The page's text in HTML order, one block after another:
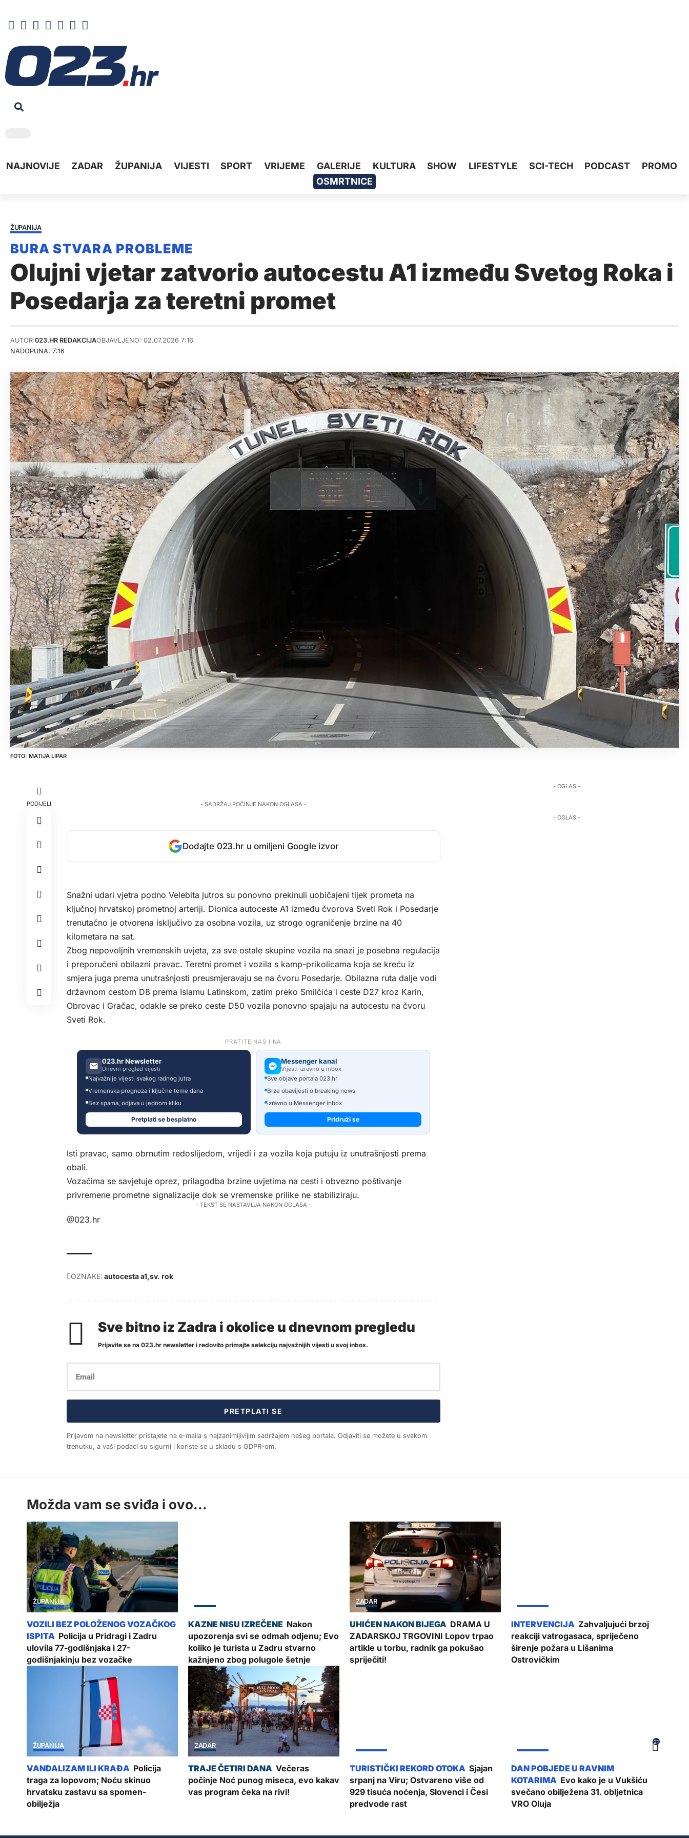
NAJNOVIJE ZADAR ŽUPANIJA VIJESTI SPORT VRIJEME GALERIJE KULTURA SHOW LIFESTYLE SCI-TECH PODCAST
PROMO
OSMRTNICE
ŽUPANIJA
Olujni vjetar zatvorio autocestu A1 između Svetog Roka i
Posedarja za teretni promet
NADOPUNA: 7:16
AUTOR:023.HR REDAKCIJAOBJAVLJENO: 02.07.2026 7:16
MATIJA LIPAR
PODIJELI - SADRŽAJ POČINJE NAKON OGLASA -
Dodajte 023.hr u omiljeni Google izvor
Snažni udari vjetra podno Velebita jutros su ponovno prekinuli uobičajeni tijek prometa na
ključnoj hrvatskoj prometnoj arteriji. Dionica autoceste A1 između čvorova Sveti Rok i Posedarje
trenutačno je otvorena isključivo za osobna vozila, uz strogo ograničenje brzine na 40
kilometara na sat.
Zbog nepovoljnih vremenskih uvjeta, za sve ostale skupine vozila na snazi je posebna regulacija
i preporučeni obilazni pravac. Teretni promet i vozila s kamp-prikolicama koja se kreću iz
smjera juga prema unutrašnjosti preusmjeravaju se na čvoru Posedarje. Obilazna ruta dalje vodi
državnom cestom D8 prema Islamu Latinskom, zatim preko Smilčića i ceste D27 kroz Karin,
Obrovac i Gračac, odakle se preko ceste D50 vozila ponovno spajaju na autocestu na čvoru
Sveti Rok.
PRATITE NAS I NA
023.hr Newsletter
Dnevni pregled vijesti
Najvažnije vijesti svakog radnog jutra
Vremenska prognoza i ključne teme dana
Bez spama, odjava u jednom kliku
Pretplati se besplatno
Messenger kanal
Vijesti izravno u inbox
Sve objave portala 023.hr
Brze obavijesti o breaking news
Izravno u Messenger inbox
Pridruži se
Isti pravac, samo obrnutim redoslijedom, vrijedi i za vozila koja putuju iz unutrašnjosti prema
obali.
Vozačima se savjetuje oprez, prilagodba brzine uvjetima na cesti i obvezno poštivanje
privremene prometne signalizacije dok se vremenske prilike ne stabiliziraju.
- TEKST SE NASTAVLJA NAKON OGLASA -
@023.hr
OZNAKE: autocesta a1 sv. rok
Sve bitno iz Zadra i okolice u dnevnom pregledu
Prijavite se na 023.hr newsletter i redovito primajte selekciju najvažnijih vijesti u svoj inbox.
PRETPLATI SE
Prijavom na newsletter pristajete na e-maila s najzanimljivijim sadržajem našeg portala. Odjaviti se možete u svakom
trenutku, a vaši podaci su sigurni i koriste se u skladu s GDPR-om.
- OGLAS -
- OGLAS -
Možda vam se sviđa i ovo...
ŽUPANIJA
Policija u Pridragi i Zadru
ulovila 77-godišnjaka i 27-
godišnjakinju bez vozačke
Nakon
upozorenja svi se odmah odjenu; Evo
koliko je turista u Zadru stvarno
kažnjeno zbog polugole šetnje
ZADAR
DRAMA U
ZADARSKOJ TRGOVINI Lopov trpao
artikle u torbu, radnik ga pokušao
spriječiti!
Zahvaljujući brzoj
reakciji vatrogasaca, spriječeno
širenje požara u Lišanima
Ostrovičkim
ŽUPANIJA
Policija
traga za lopovom; Noću skinuo
hrvatsku zastavu sa spomen-
obilježja
ZADAR
Večeras
počinje Noć punog miseca, evo kakav
vas program čeka na rivi!
Sjajan
srpanj na Viru; Ostvareno više od
929 tisuća noćenja, Slovenci i Česi
predvode rast
21
Evo kako je u Vukšiću
svečano obilježena 31. obljetnica
VRO Oluja